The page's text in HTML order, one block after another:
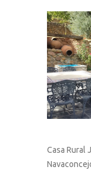
Casa Rural